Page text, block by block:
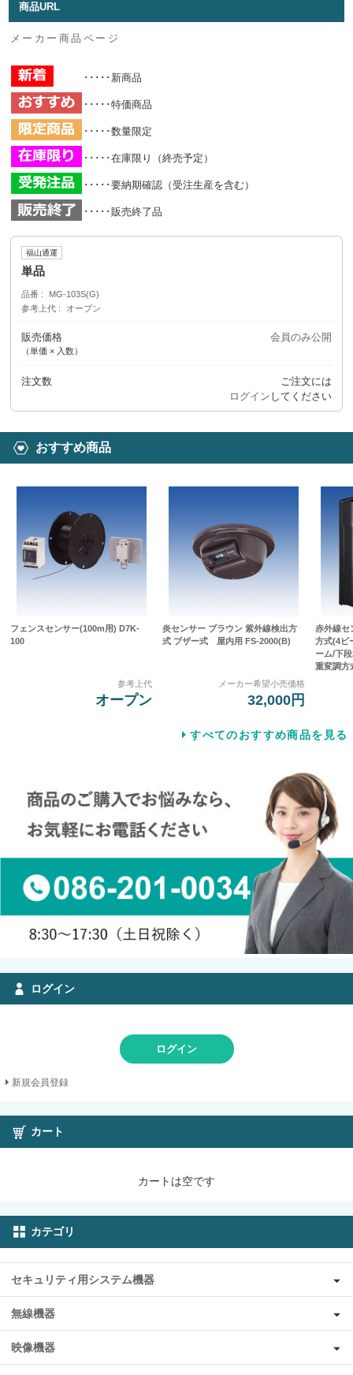
商品URL
メーカー商品ページ
･････新商品
･････特価商品
･････数量限定
･････在庫限り（終売予定）
･････要納期確認（受注生産を含む）
･････販売終了品
福山通運
単品
品番
MG-103S(G)
参考上代
オープン
販売価格
（単価 × 入数）
会員のみ公開
注文数
ご注文には
ログイン してください
おすすめ商品
フェンスセンサー(100m用) D7K-
100
参考上代
オープン
炎センサー ブラウン 紫外線検出方
式 ブザー式 屋内用 FS-2000(B)
メーカー希望小売価格
32,000円
赤外線セ
方式(4ビ
ーム/下
重変調方
すべてのおすすめ商品を見る
ログイン
ログイン
新規会員登録
カート
カートは空です
カテゴリ
セキュリティ用システム機器
無線機器
映像機器